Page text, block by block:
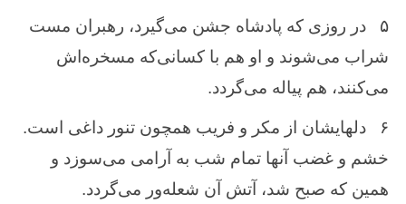
۵
در روزی که پادشاه جشن می‌گیرد، رهبران مست
شراب می‌شوند و او هم با کسانی‌که مسخره‌اش
می‌کنند، هم پیاله می‌گردد.
۶
دلهایشان از مکر و فریب همچون تنور داغی است.
خشم و غضب آنها تمام شب به آرامی می‌سوزد و
همین که صبح شد، آتش آن شعله‌ور می‌گردد.